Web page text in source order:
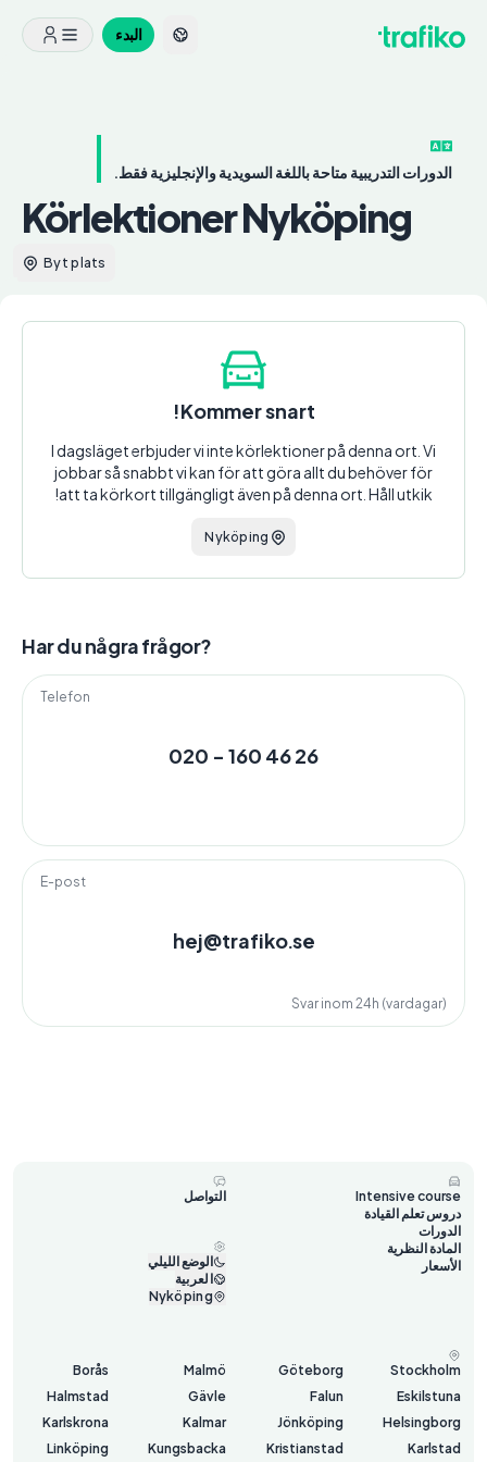
البدء
الدورات التدريبية متاحة باللغة السويدية والإنجليزية فقط.
Körlektioner Nyköping
Byt plats
Kommer snart!
I dagsläget erbjuder vi inte körlektioner på denna ort. Vi
jobbar så snabbt vi kan för att göra allt du behöver för
att ta körkort tillgängligt även på denna ort. Håll utkik!
Nyköping
Har du några frågor?
Telefon
020 - 160 46 26
E-post
hej@trafiko.se
Svar inom 24h (vardagar)
Intensive course
دروس تعلم القيادة
الدورات
المادة النظرية
الأسعار
التواصل
الوضع الليلي
العربية
Nyköping
Stockholm
Göteborg
Malmö
Borås
Eskilstuna
Falun
Gävle
Halmstad
Helsingborg
Jönköping
Kalmar
Karlskrona
Karlstad
Kristianstad
Kungsbacka
Linköping